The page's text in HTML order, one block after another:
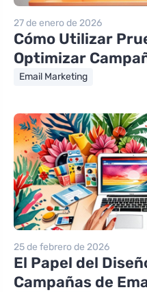
27 de enero de 2026
Cómo Utilizar
Optimizar
Email Marketing
25 de febrero de 2026
El Papel del
Campañas de